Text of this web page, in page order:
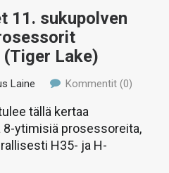
11. sukupolven
Lake)
Laine Kommentit (0)
tällä kertaa
8-ytimisiä prosessoreita,
H35- ja H-